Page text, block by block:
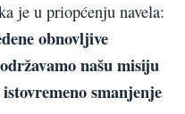
je u priopćenju navela:
obnovljive
našu misiju
smanjenje